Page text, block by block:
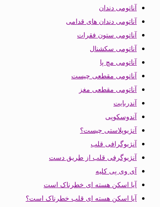
آناتومی دندان
آناتومی دندان های قدامی
آناتومی ستون فقرات
آناتومی سکشنال
آناتومی مچ پا
آناتومی مقطعی چیست
آناتومی مقطعی مغز
آندربایت
آندوسکوپی
آنژیوپلاستی چیست؟
آنژیوگرافی قلب
آنژیوگرفی قلب از طریق دست
آی وی پی کلیه
آیا اسکن هسته ای خطرناک است
آیا اسکن هسته ای قلب خطرناک است؟